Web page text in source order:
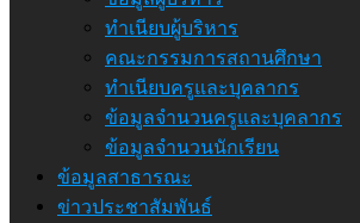
ทำเนียบผู้บริหาร
คณะกรรมการสถานศึกษา
ทำเนียบครูและบุคลากร
ข้อมูลจำนวนครูและบุคลากร
ข้อมูลจำนวนนักเรียน
ข้อมูลสาธารณะ
ข่าวประชาสัมพันธ์